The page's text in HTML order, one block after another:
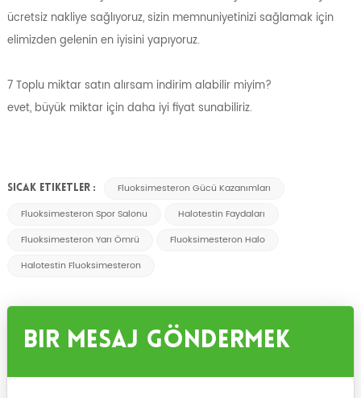
ücretsiz nakliye sağlıyoruz, sizin memnuniyetinizi sağlamak için
elimizden gelenin en iyisini yapıyoruz.
7 Toplu miktar satın alırsam indirim alabilir miyim?
evet, büyük miktar için daha iyi fiyat sunabiliriz.
SICAK ETIKETLER :
Fluoksimesteron Gücü Kazanımları
Fluoksimesteron Spor Salonu
Halotestin Faydaları
Fluoksimesteron Yarı Ömrü
Fluoksimesteron Halo
Halotestin Fluoksimesteron
Bir Mesaj Göndermek